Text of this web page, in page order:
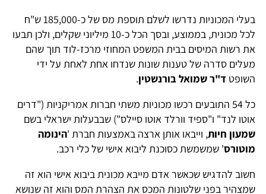
בעלי המכוניות נדרשו לשלם תוספת מס של כ-185,000 ש"ח
לכל מכונית, בממוצע, ובסך הכל כ-10 מיליוני שקלים, ולכן תבעו
את רשות המיסים בבית המשפט המחוזי מרכז-לוד תוך שהם
מעלים סדרה של טענות שונות שנדחו אחת לאחת על ידי
השופט ד"ר שמואל בורנשטין.
כל 54 התובעים רכשו מכוניות משתי חברות אמריקניות ("דרים
אוטו לנד" ו"ספיד וורלד אוטו סיילס") שבבעלות ישראלי בשם
שמעון חיות, וייבאו אותן ארצה באמצעות חברת 'הינומה
מוטורס' שמשמשת כסוכנת ליבוא אישי של כלי רכב.
חשוב להדגיש שכאשר אדם מייבא מכונית ביבוא אישי הוא זה
שמצהיר בפני שלטונות המכס את הצהרת המס והוא זה שנושא